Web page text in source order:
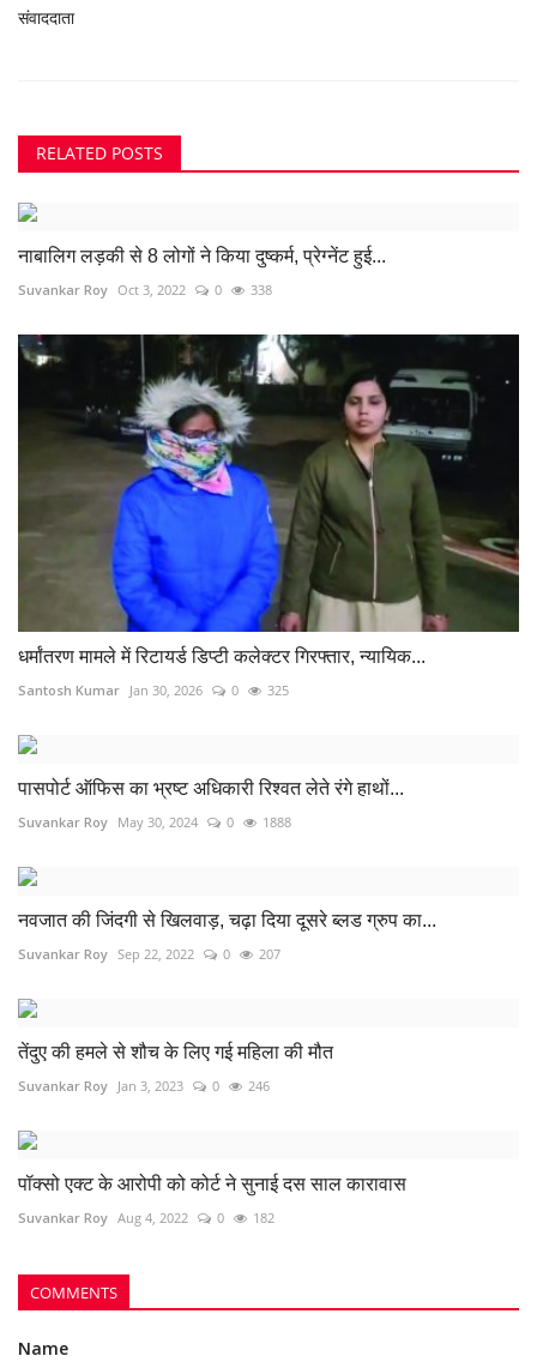
संवाददाता
RELATED POSTS
नाबालिग लड़की से 8 लोगों ने किया दुष्कर्म, प्रेग्नेंट हुई...
Suvankar Roy Oct 3, 2022 0 338
धर्मांतरण मामले में रिटायर्ड डिप्टी कलेक्टर गिरफ्तार, न्यायिक...
Santosh Kumar Jan 30, 2026 0 325
पासपोर्ट ऑफिस का भ्रष्ट अधिकारी रिश्वत लेते रंगे हाथों...
Suvankar Roy May 30, 2024 0 1888
नवजात की जिंदगी से खिलवाड़, चढ़ा दिया दूसरे ब्लड ग्रुप का...
Suvankar Roy Sep 22, 2022 0 207
तेंदुए की हमले से शौच के लिए गई महिला की मौत
Suvankar Roy Jan 3, 2023 0 246
पॉक्सो एक्ट के आरोपी को कोर्ट ने सुनाई दस साल कारावास
Suvankar Roy Aug 4, 2022 0 182
COMMENTS
Name